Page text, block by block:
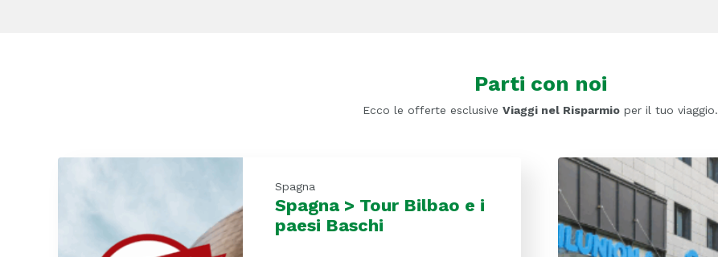
Parti con noi
Ecco le offerte esclusive Viaggi nel Risparmio per il tuo viaggio.
Spagna
Spagna > Tour Bilbao e i
paesi Baschi